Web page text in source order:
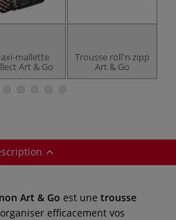
mallette
Art & Go
Trousse roll'n zipp
Art & Go
Art & Go est une trousse
efficacement vos